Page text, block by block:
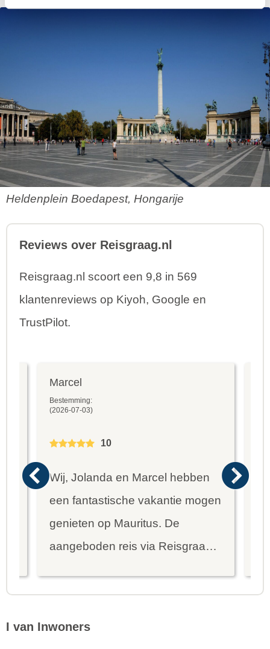
Heldenplein Boedapest, Hongarije
Reviews over Reisgraag.nl
Reisgraag.nl scoort een 9,8 in 569
klantenreviews op Kiyoh, Google en
TrustPilot.
Marcel
Bestemming:
(2026-07-03)
10
Wij, Jolanda en Marcel hebben
een fantastische vakantie mogen
genieten op Mauritus. De
aangeboden reis via Reisgraag
mooie dingen van het eiland te
I van Inwoners